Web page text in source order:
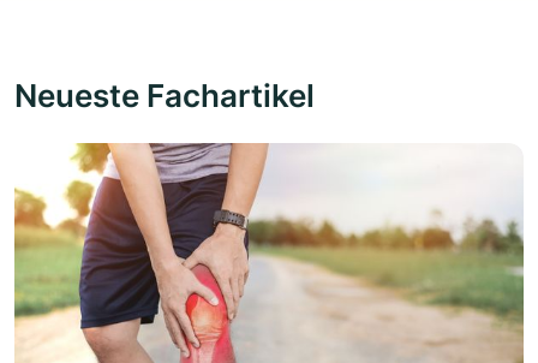
Neueste Fachartikel